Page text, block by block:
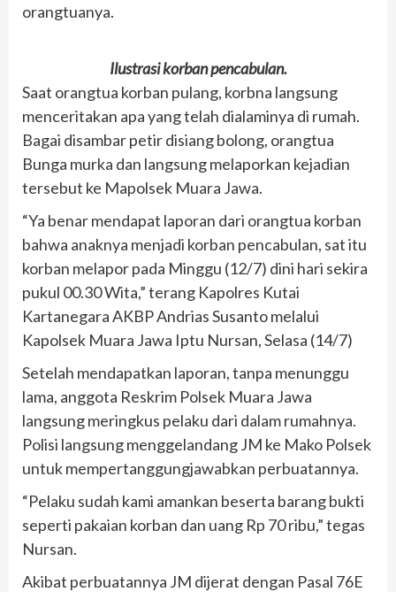
orangtuanya.
Ilustrasi korban pencabulan.
Saat orangtua korban pulang, korbna langsung
menceritakan apa yang telah dialaminya di rumah.
Bagai disambar petir disiang bolong, orangtua
Bunga murka dan langsung melaporkan kejadian
tersebut ke Mapolsek Muara Jawa.
“Ya benar mendapat laporan dari orangtua korban
bahwa anaknya menjadi korban pencabulan, sat itu
korban melapor pada Minggu (12/7) dini hari sekira
pukul 00.30 Wita,” terang Kapolres Kutai
Kartanegara AKBP Andrias Susanto melalui
Kapolsek Muara Jawa Iptu Nursan, Selasa (14/7)
Setelah mendapatkan laporan, tanpa menunggu
lama, anggota Reskrim Polsek Muara Jawa
langsung meringkus pelaku dari dalam rumahnya.
Polisi langsung menggelandang JM ke Mako Polsek
untuk mempertanggungjawabkan perbuatannya.
“Pelaku sudah kami amankan beserta barang bukti
seperti pakaian korban dan uang Rp 70 ribu,” tegas
Nursan.
Akibat perbuatannya JM dijerat dengan Pasal 76E